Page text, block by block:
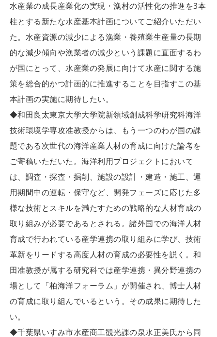
水産業の成長産業化の実現・漁村の活性化の推進を3本
柱とする新たな水産基本計画についてご紹介いただい
た。水産資源の減少による漁業・養殖業生産量の長期
的な減少傾向や漁業者の減少という課題に直面するわ
が国にとって、水産業の発展に向けて水産に関する施
策を総合的かつ計画的に推進することを目指すこの基
本計画の実施に期待したい。
◆和田良太東京大学大学院新領域創成科学研究科海洋
技術環境学専攻准教授からは、もう一つのわが国の課
題である次世代の海洋産業人材の育成に向けた論考を
ご寄稿いただいた。海洋利用プロジェクトにおいて
は、調査・探査・掘削、施設の設計・建造・施工、運
用期間中の運転・保守など、開発フェーズに応じた多
様な技術とスキルを満たすための戦略的な人材育成の
取り組みが必要であるとされる。諸外国での海洋人材
育成で行われている産学連携の取り組みに学び、技術
革新をリードする高度人材の育成の必要性を説く。和
田准教授が属する研究科では産学連携・異分野連携の
場として「柏海洋フォーラム」が開催され、博士人材
の育成に取り組んでいるという。その成果に期待した
い。
◆千葉県いすみ市水産商工観光課の泉水正美氏から同